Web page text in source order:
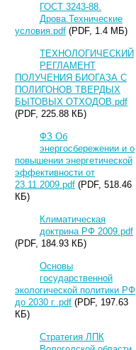
ГОСТ 3243-88.
Дрова.Технические
условия.pdf (PDF, 1.4 МБ)
ТЕХНОЛОГИЧЕСКИЙ
РЕГЛАМЕНТ
ПОЛУЧЕНИЯ БИОГАЗА С
ПОЛИГОНОВ ТВЕРДЫХ
БЫТОВЫХ ОТХОДОВ.pdf
(PDF, 225.88 КБ)
ФЗ Об
энергосбережении и о
повышении энергетической
эффективности от
23.11.2009.pdf (PDF, 518.46
КБ)
Климатическая
доктрина РФ 2009.pdf
(PDF, 184.93 КБ)
Основы
государственной
экологической политики РФ
до 2030 г..pdf (PDF, 197.63
КБ)
Стратегия ЛПК